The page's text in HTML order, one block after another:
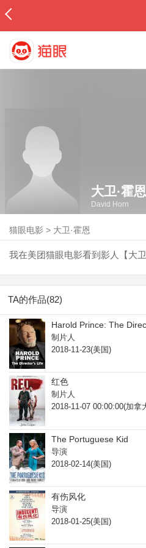
大卫·霍恩
David Horn
猫眼电影 > 大卫·霍恩
我在美团猫眼电影看到影人【大
TA的作品(82)
Harold Prince: The
制片人
2018-11-23(美国)
红色
制片人
2018-11-07 00:00:00(加拿
The Portuguese Kid
导演
2018-02-14(美国)
有伤风化
导演
2018-01-25(美国)